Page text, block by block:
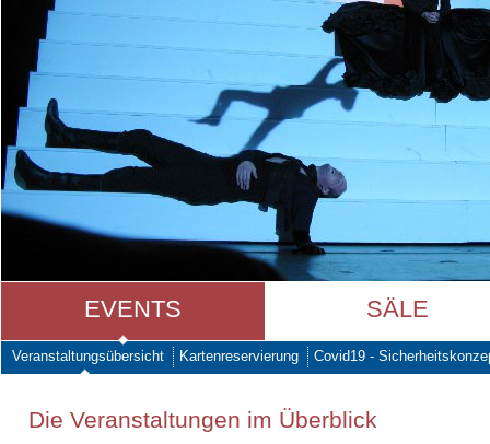
EVENTS SÄLE
Veranstaltungsübersicht Kartenreservierung Covid19 -
Die Veranstaltungen im Überblick